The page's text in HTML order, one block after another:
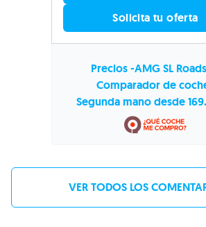
Solicita tu oferta
Precios -AMG SL
Comparador de
Segunda mano desde
VER TODOS LOS